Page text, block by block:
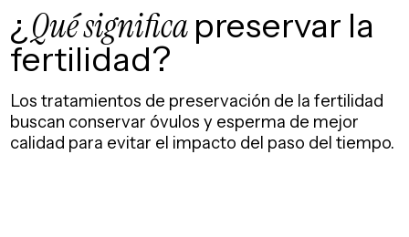
¿Qué significa preservar la
fertilidad?
Los tratamientos de preservación de la fertilidad
buscan conservar óvulos y esperma de mejor
calidad para evitar el impacto del paso del tiempo.